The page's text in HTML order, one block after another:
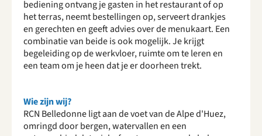
bediening ontvang je gasten in het restaurant of op
het terras, neemt bestellingen op, serveert drankjes
en gerechten en geeft advies over de menukaart. Een
combinatie van beide is ook mogelijk. Je krijgt
begeleiding op de werkvloer, ruimte om te leren en
een team om je heen dat je er doorheen trekt.
Wie zijn wij?
RCN Belledonne ligt aan de voet van de Alpe d'Huez,
omringd door bergen, watervallen en een